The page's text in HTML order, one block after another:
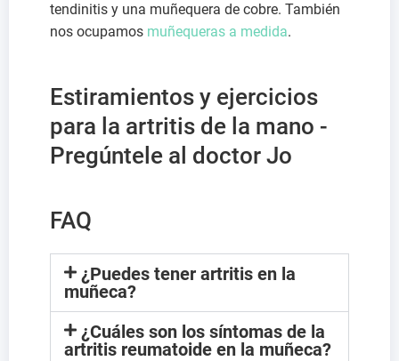
tendinitis y una muñequera de cobre. También
nos ocupamos muñequeras a medida.
Estiramientos y ejercicios
para la artritis de la mano -
Pregúntele al doctor Jo
FAQ
¿Puedes tener artritis en la
muñeca?
¿Cuáles son los síntomas de la
artritis reumatoide en la muñeca?